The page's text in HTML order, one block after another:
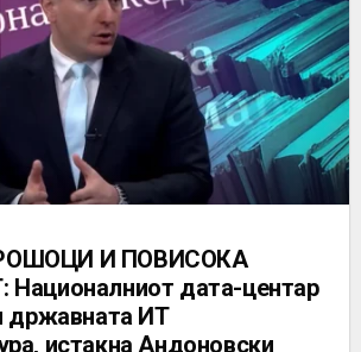
И ПОВИСОКА
дата-центар
државната ИТ
истакна Андоновски